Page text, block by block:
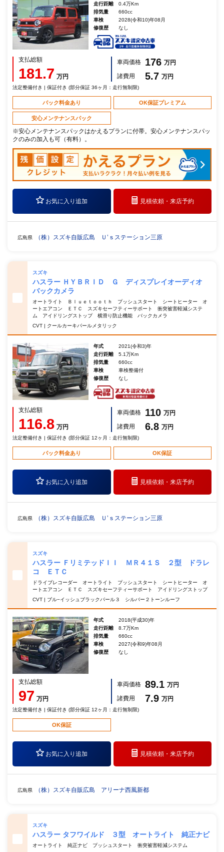
走行距離
0.4万Km
排気量
660cc
車検
2028(令和10)年08月
修復歴
なし
支払総額
181.7 万円
車両価格 176 万円
諸費用
5.7 万円
法定整備付き | 保証付き (部分保証 36ヶ月：走行無制限)
パック料金あり OK保証プレミアム
安心メンテナンスパック
※安心メンテナンスパックはかえるプランに付帯。安心メンテナンスパッ
クのみの加入も可（有料）。
お気に入り追加 見積依頼・来店予約
広島県 （株）スズキ自販広島 Ｕ’ｓステーション三原
スズキ
ハスラー ＨＹＢＲＩＤ Ｇ ディスプレイオーディオ
バックカメラ
オートライト Ｂｌｕｅｔｏｏｔｈ プッシュスタート シートヒーター オ
ートエアコン ＥＴＣ スズキセーフティーサポート 衝突被害軽減システ
ム アイドリングストップ 横滑り防止機能 バックカメラ
CVT | クールカーキパールメタリック
年式
2021(令和3)年
走行距離
5.1万Km
排気量
660cc
車検
車検整備付
修復歴
なし
支払総額
116.8 万円
車両価格 110 万円
諸費用
6.8 万円
法定整備付き | 保証付き (部分保証 12ヶ月：走行無制限)
パック料金あり OK保証
お気に入り追加 見積依頼・来店予約
広島県 （株）スズキ自販広島 Ｕ’ｓステーション三原
スズキ
ハスラー ＦリミテッドＩＩ ＭＲ４１Ｓ ２型 ドラレ
コ ＥＴＣ
ドライブレコーダー オートライト プッシュスタート シートヒーター オ
ートエアコン ＥＴＣ スズキセーフティーサポート アイドリングストップ
CVT | ブル−イッシュブラックパール３ シルバー２トーンルーフ
年式
2018(平成30)年
走行距離
8.7万Km
排気量
660cc
車検
2027(令和9)年08月
修復歴
なし
支払総額
97 万円
車両価格 89.1 万円
諸費用
7.9 万円
法定整備付き | 保証付き (部分保証 12ヶ月：走行無制限)
OK保証
お気に入り追加 見積依頼・来店予約
広島県 （株）スズキ自販広島 アリーナ西風新都
スズキ
ハスラー タフワイルド ３型 オートライト 純正ナビ
オートライト 純正ナビ プッシュスタート 衝突被害軽減システム